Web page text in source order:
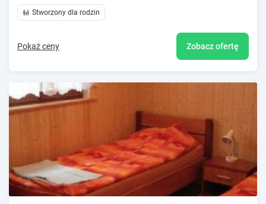
Stworzony dla rodzin
Pokaż ceny Zobacz ofertę